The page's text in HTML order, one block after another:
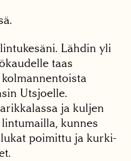
Lähdin yli
taas
Utsjoelle.
ja kuljen
kunnes
poimittu ja kurki-